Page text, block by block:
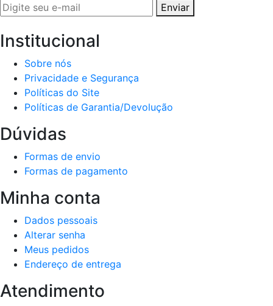
Enviar
Institucional
Sobre nós
Privacidade e Segurança
Políticas do Site
Políticas de Garantia/Devolução
Dúvidas
Formas de envio
Formas de pagamento
Minha conta
Dados pessoais
Alterar senha
Meus pedidos
Endereço de entrega
Atendimento